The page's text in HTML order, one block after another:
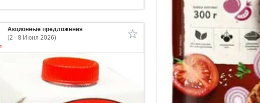
Акционные предложения
(2 - 8 Июня 2026)